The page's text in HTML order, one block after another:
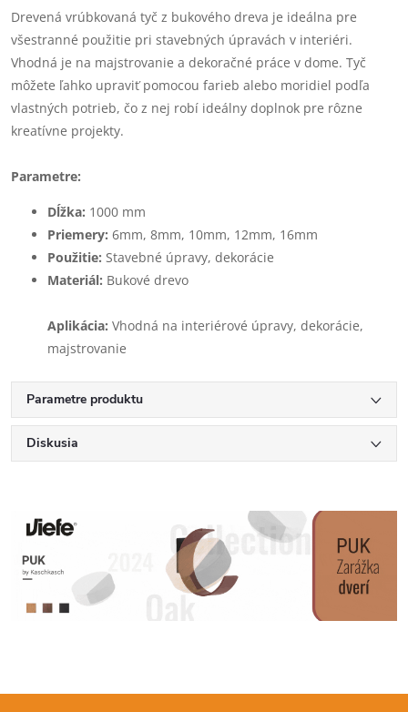
Drevená vrúbkovaná tyč z bukového dreva je ideálna pre
všestranné použitie pri stavebných úpravách v interiéri.
Vhodná je na majstrovanie a dekoračné práce v dome. Tyč
môžete ľahko upraviť pomocou farieb alebo moridiel podľa
vlastných potrieb, čo z nej robí ideálny doplnok pre rôzne
kreatívne projekty.
Parametre:
Dĺžka: 1000 mm
Priemery: 6mm, 8mm, 10mm, 12mm, 16mm
Použitie: Stavebné úpravy, dekorácie
Materiál: Bukové drevo
Aplikácia: Vhodná na interiérové úpravy, dekorácie,
majstrovanie
Parametre produktu
Diskusia